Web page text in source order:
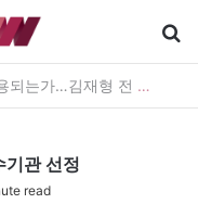
[출판] 표현의 자유는 어디까지 허용되는가…김재형 전 대법관 ‘언론과 인격권’
기관 선정
read